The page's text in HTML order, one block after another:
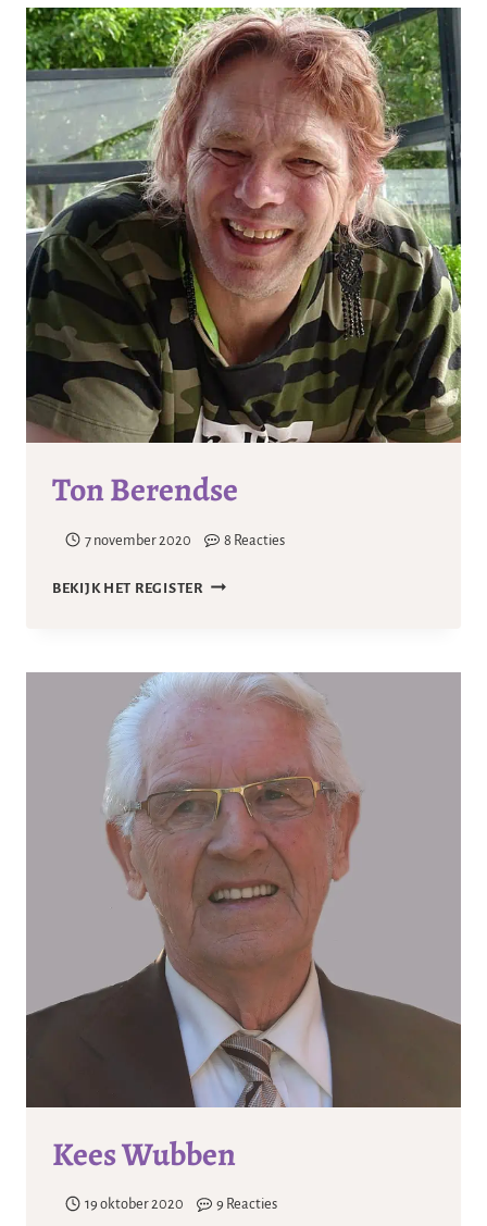
Ton Berendse
7 november 2020 8 Reacties
BEKIJK HET REGISTERTON
Kees Wubben
19 oktober 2020 9 Reacties